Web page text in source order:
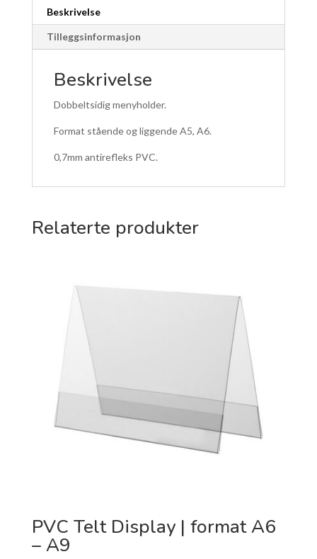
Beskrivelse
Tilleggsinformasjon
Beskrivelse
Dobbeltsidig menyholder.
Format stående og liggende A5, A6.
0,7mm antirefleks PVC.
Relaterte produkter
PVC Telt Display | format A6
– A9